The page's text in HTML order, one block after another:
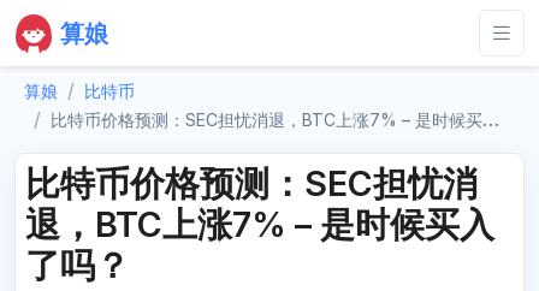
算娘
算娘
比特币
比特币价格预测：SEC担忧消退，BTC上涨7% – 是时候买入了吗？
比特币价格预测：SEC担忧消
退，BTC上涨7% – 是时候买入
了吗？